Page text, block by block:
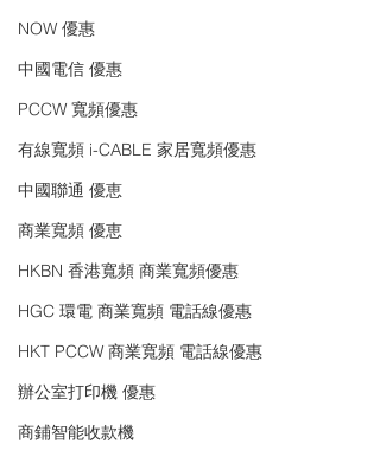
NOW 優惠
中國電信 優惠
PCCW 寬頻優惠
有線寬頻 i-CABLE 家居寬頻優惠
中國聯通 優恵
商業寬頻 優恵
HKBN 香港寬頻 商業寬頻優惠
HGC 環電 商業寬頻 電話線優惠
HKT PCCW 商業寬頻 電話線優惠
辦公室打印機 優惠
商鋪智能收款機